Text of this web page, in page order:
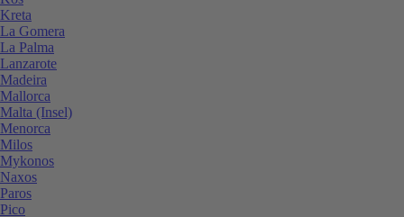
Kreta
La Gomera
La Palma
Lanzarote
Madeira
Mallorca
Malta (Insel)
Menorca
Milos
Mykonos
Naxos
Paros
Pico